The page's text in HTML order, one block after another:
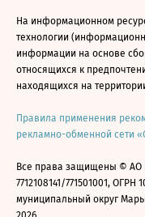
На информационном
технологии
информации на основе
относящихся к
находящихся на
Правила применения
рекламно-обменной сети
Все права защищены ©
7712108141/771501001, ОГРН
муниципальный округ